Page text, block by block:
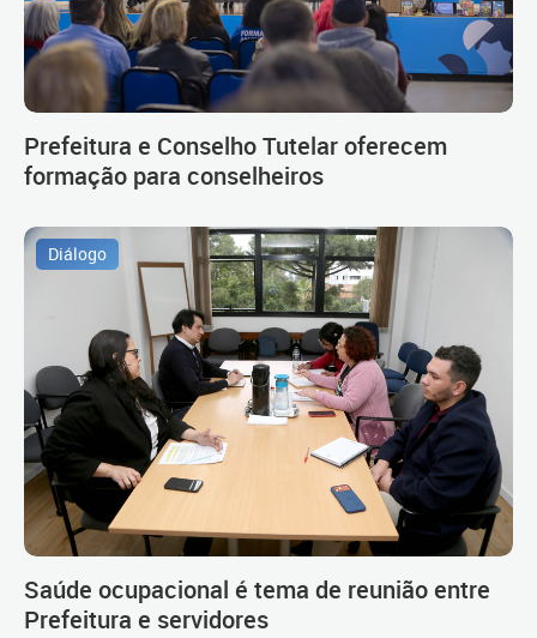
Prefeitura e Conselho Tutelar oferecem
formação para conselheiros
Diálogo
Saúde ocupacional é tema de reunião entre
Prefeitura e servidores